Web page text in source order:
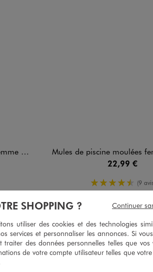
de 2)
Mules de piscine moulées femme -
22,99 €
4.5/5 de(9
5 /5
qualité
SHOPPING ?
utiliser des cookies et des technologies
services et personnaliser les annonces. Si
des données personnelles telles que vos
de votre compte utilisateur telles que
Continuer